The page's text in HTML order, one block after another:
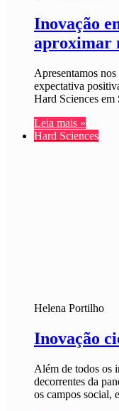
Inovação
aproximar
Apresentamos
expectativa
Hard Sciences
Leia mais »
Hard Sciences
Helena Portilho
Inovação
Além de todos os
decorrentes da
os campos